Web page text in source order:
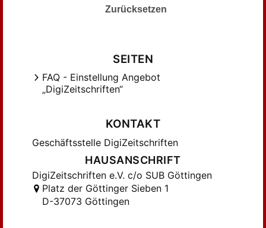
Zurücksetzen
SEITEN
FAQ - Einstellung Angebot
„DigiZeitschriften“
KONTAKT
Geschäftsstelle DigiZeitschriften
HAUSANSCHRIFT
DigiZeitschriften e.V. c/o SUB Göttingen
Platz der Göttinger Sieben 1
D-37073 Göttingen